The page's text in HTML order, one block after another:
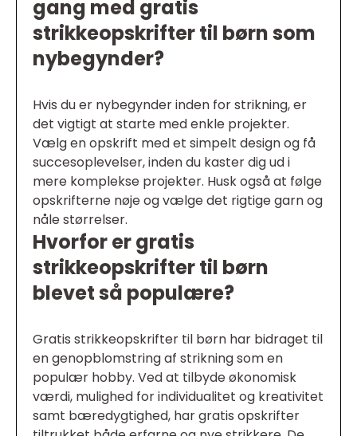
gang med gratis
strikkeopskrifter til børn som
nybegynder?
Hvis du er nybegynder inden for strikning, er
det vigtigt at starte med enkle projekter.
Vælg en opskrift med et simpelt design og få
succesoplevelser, inden du kaster dig ud i
mere komplekse projekter. Husk også at følge
opskrifterne nøje og vælge det rigtige garn og
nåle størrelser.
Hvorfor er gratis
strikkeopskrifter til børn
blevet så populære?
Gratis strikkeopskrifter til børn har bidraget til
en genopblomstring af strikning som en
populær hobby. Ved at tilbyde økonomisk
værdi, mulighed for individualitet og kreativitet
samt bæredygtighed, har gratis opskrifter